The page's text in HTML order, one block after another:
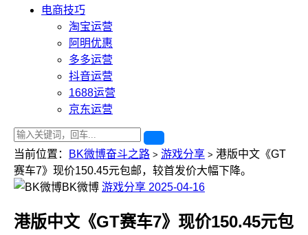
电商技巧
淘宝运营
阿明优惠
多多运营
抖音运营
1688运营
京东运营
当前位置： BK微博奋斗之路 > 游戏分享 > 港版中文《GT
赛车7》现价150.45元包邮，较首发价大幅下降。
BK微博 游戏分享 2025-04-16
港版中文《GT赛车7》现价150.45元包